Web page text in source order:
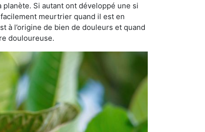
Si autant ont développé une si
meurtrier quand il est en
à l’origine de bien de douleurs et quand
douloureuse.